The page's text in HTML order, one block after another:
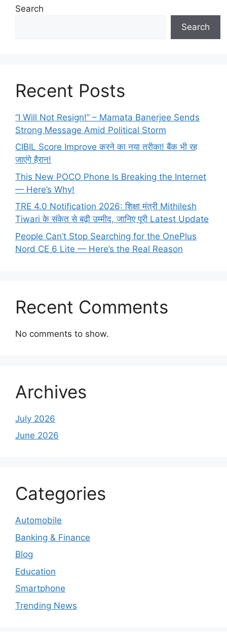
Search
Search
Recent Posts
“I Will Not Resign!” – Mamata Banerjee Sends
Strong Message Amid Political Storm
CIBIL Score Improve करने का नया तरीका! बैंक भी रह
जाएंगे हैरान!
This New POCO Phone Is Breaking the Internet
— Here’s Why!
TRE 4.0 Notification 2026: शिक्षा मंत्री Mithilesh
Tiwari के संकेत से बढ़ी उम्मीद, जानिए पूरी Latest Update
People Can’t Stop Searching for the OnePlus
Nord CE 6 Lite — Here’s the Real Reason
Recent Comments
No comments to show.
Archives
July 2026
June 2026
Categories
Automobile
Banking & Finance
Blog
Education
Smartphone
Trending News